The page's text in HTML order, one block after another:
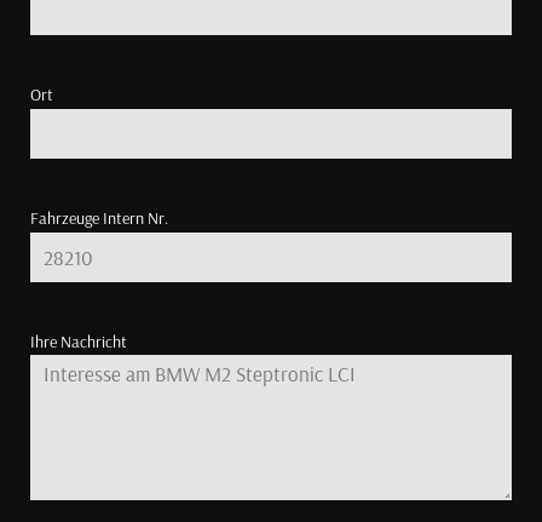
Ort
Fahrzeuge Intern Nr.
Ihre Nachricht